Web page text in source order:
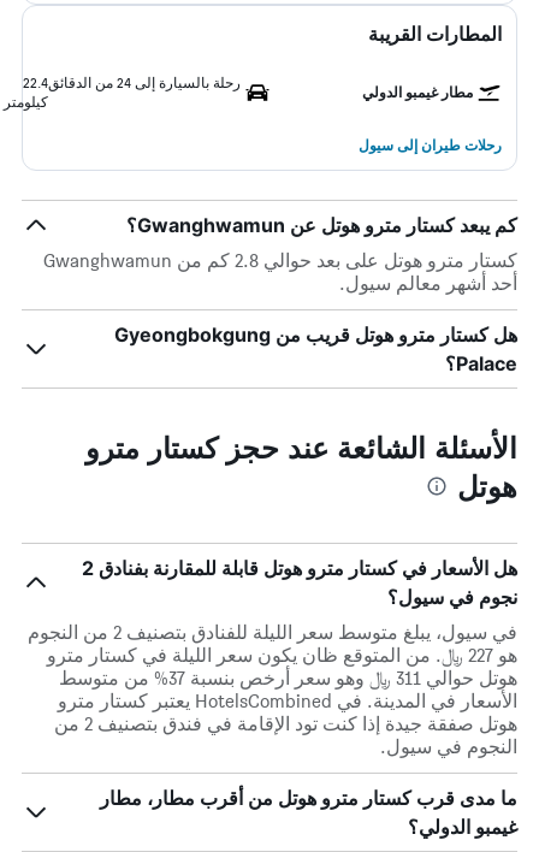
المطارات القريبة
مطار غيمبو الدولي
رحلة بالسيارة إلى 24 من الدقائق
22.4
كيلومتر
رحلات طيران إلى سيول
كم يبعد كستار مترو هوتل عن Gwanghwamun؟
كستار مترو هوتل على بعد حوالي 2.8 كم من Gwanghwamun
أحد أشهر معالم سيول.
هل كستار مترو هوتل قريب من Gyeongbokgung
Palace؟
الأسئلة الشائعة عند حجز كستار مترو
هوتل
هل الأسعار في كستار مترو هوتل قابلة للمقارنة بفنادق 2
نجوم في سيول؟
في سيول، يبلغ متوسط ​​سعر الليلة للفنادق بتصنيف 2 من النجوم
هو 227 ﷼. من المتوقع ظان يكون سعر الليلة في كستار مترو
هوتل حوالي 311 ﷼ وهو سعر أرخص بنسبة 37% من متوسط
الأسعار في المدينة. في HotelsCombined يعتبر كستار مترو
هوتل صفقة جيدة إذا كنت تود الإقامة في فندق بتصنيف 2 من
النجوم في سيول.
ما مدى قرب كستار مترو هوتل من أقرب مطار، مطار
غيمبو الدولي؟